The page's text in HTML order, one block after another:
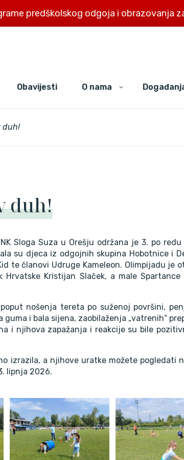
predškolskog odgoja i obrazovanja
Obavijesti O nama
duh!
duh!
Sloga Suza u Orešju održana je 3. po redu
su djeca iz odgojnih skupina Hobotnice i
te članovi Udruge Kameleon. Olimpijadu je
Kristijan Slaček, a male Spartance
nošenja tereta po suženoj površini,
i bala sijena, zaobilaženja „vatrenih“
i njihova zapažanja i reakcije su bile
izrazila, a njihove uratke možete pogledati
lipnja 2026.